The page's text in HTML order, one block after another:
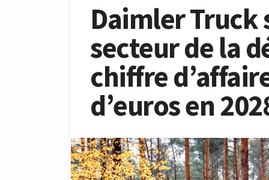
Daimler Truck
secteur de la
chiffre
d’euros en